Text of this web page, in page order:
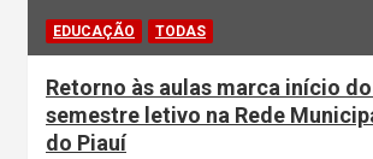
EDUCAÇÃO TODAS
Retorno às aulas marca início
semestre letivo na Rede
do Piauí